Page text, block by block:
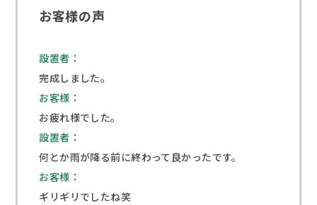
お客様の声
設置者 ：
完成しました。
お客様 ：
お疲れ様でした。
設置者 ：
何とか雨が降る前に終わって良かったです。
お客様 ：
ギリギリでしたね笑